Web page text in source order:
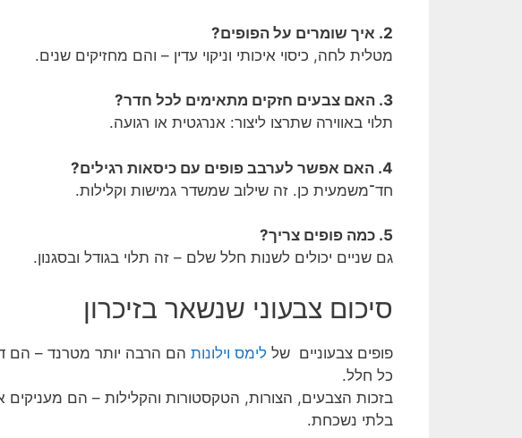
2. איך שומרים על הפופים?
מטלית לחה, כיסוי איכותי וניקוי עדין – והם מחזיקים שנים.
3. האם צבעים חזקים מתאימים לכל חדר?
תלוי באווירה שתרצו ליצור: אנרגטית או רגועה.
4. האם אפשר לערבב פופים עם כיסאות רגילים?
חד־משמעית כן. זה שילוב שמשדר גמישות וקלילות.
5. כמה פופים צריך?
גם שניים יכולים לשנות חלל שלם – זה תלוי בגודל ובסגנון.
סיכום צבעוני שנשאר בזיכרון
פופים צבעוניים של לימס וילונות הם הרבה יותר מטרנד – הם
כל חלל.
בזכות הצבעים, הצורות, הטקסטורות והקלילות – הם מעניקים
בלתי נשכחת.